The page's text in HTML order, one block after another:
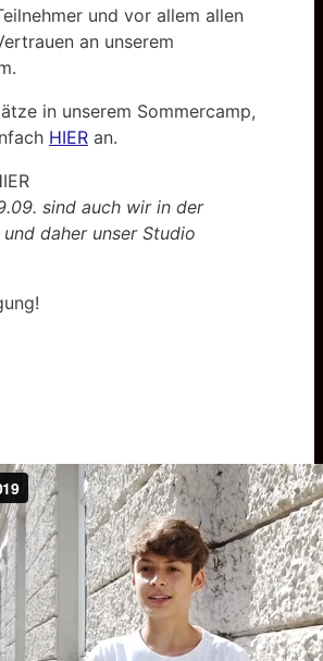
und vor allem allen
an unserem
in unserem Sommercamp,
HIER an.
sind auch wir in der
daher unser Studio